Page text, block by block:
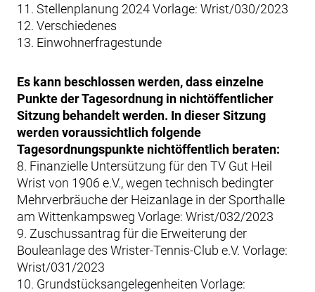
11. Stellenplanung 2024 Vorlage: Wrist/030/2023
12. Verschiedenes
13. Einwohnerfragestunde
Es kann beschlossen werden, dass einzelne
Punkte der Tagesordnung in nichtöffentlicher
Sitzung behandelt werden. In dieser Sitzung
werden voraussichtlich folgende
Tagesordnungspunkte nichtöffentlich beraten:
8. Finanzielle Untersützung für den TV Gut Heil
Wrist von 1906 e.V., wegen technisch bedingter
Mehrverbräuche der Heizanlage in der Sporthalle
am Wittenkampsweg Vorlage: Wrist/032/2023
9. Zuschussantrag für die Erweiterung der
Bouleanlage des Wrister-Tennis-Club e.V. Vorlage:
Wrist/031/2023
10. Grundstücksangelegenheiten Vorlage: